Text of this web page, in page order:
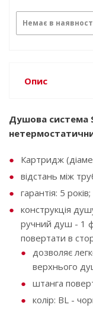
Немає в
Опис
Душова система
Картридж
відстань між
гарантія: 5 років;
конструкція
ручний душ - 1
повертати в
дозволяє
верхнього
штанга
колір: BL -